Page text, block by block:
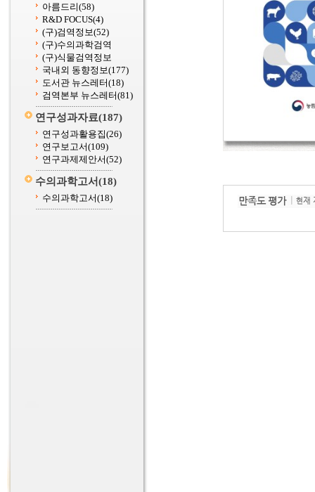
아름드리(58)
R&D FOCUS(4)
(구)검역정보(52)
(구)수의과학검역
(구)식물검역정보
국내외 동향정보(177)
도서관 뉴스레터(18)
검역본부 뉴스레터(81)
연구성과자료(187)
연구성과활용집(26)
연구보고서(109)
연구과제제안서(52)
수의과학고서(18)
수의과학고서(18)